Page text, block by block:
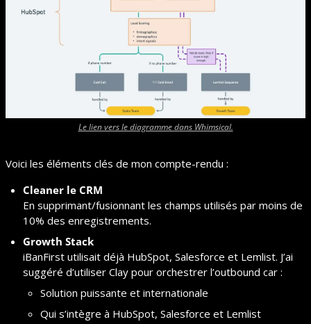
Le lien vers le diagramme dans Whimsical.
Voici les éléments clés de mon compte-rendu :
Cleaner le CRM
En supprimant/fusionnant les champs utilisés par moins de
10% des enregistrements.
Growth Stack
iBanFirst utilisait déjà HubSpot, Salesforce et Lemlist. J’ai
suggéré d’utiliser Clay pour orchestrer l’outbound car :
Solution puissante et internationale
Qui s’intègre à HubSpot, Salesforce et Lemlist